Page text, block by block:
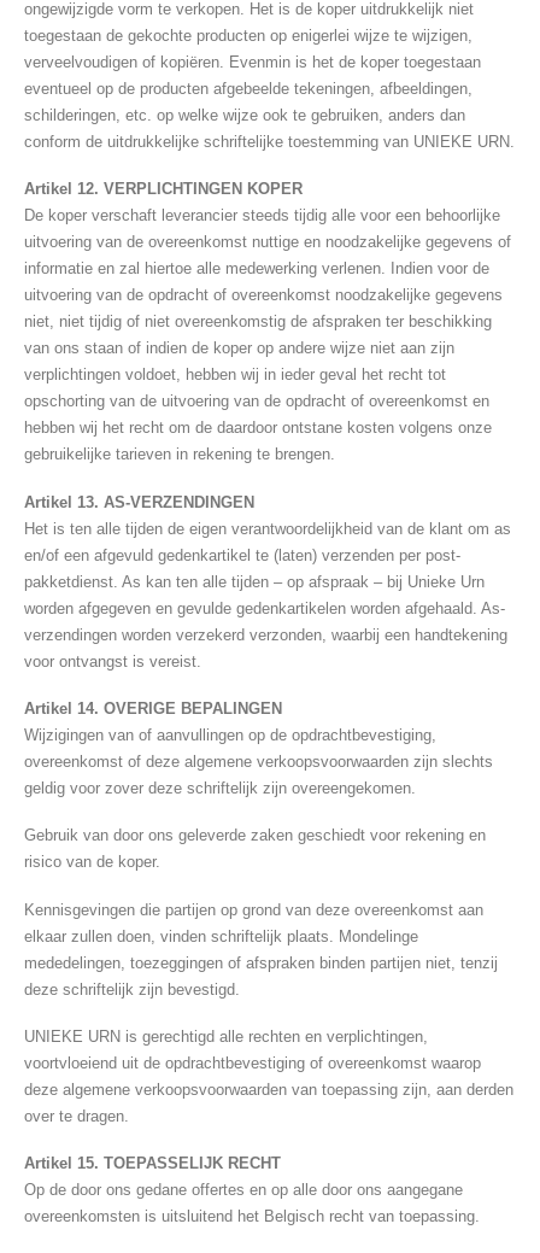
ongewijzigde vorm te verkopen. Het is de koper uitdrukkelijk niet
toegestaan de gekochte producten op enigerlei wijze te wijzigen,
verveelvoudigen of kopiëren. Evenmin is het de koper toegestaan
eventueel op de producten afgebeelde tekeningen, afbeeldingen,
schilderingen, etc. op welke wijze ook te gebruiken, anders dan
conform de uitdrukkelijke schriftelijke toestemming van UNIEKE URN.
Artikel 12. VERPLICHTINGEN KOPER
De koper verschaft leverancier steeds tijdig alle voor een behoorlijke
uitvoering van de overeenkomst nuttige en noodzakelijke gegevens of
informatie en zal hiertoe alle medewerking verlenen. Indien voor de
uitvoering van de opdracht of overeenkomst noodzakelijke gegevens
niet, niet tijdig of niet overeenkomstig de afspraken ter beschikking
van ons staan of indien de koper op andere wijze niet aan zijn
verplichtingen voldoet, hebben wij in ieder geval het recht tot
opschorting van de uitvoering van de opdracht of overeenkomst en
hebben wij het recht om de daardoor ontstane kosten volgens onze
gebruikelijke tarieven in rekening te brengen.
Artikel 13. AS-VERZENDINGEN
Het is ten alle tijden de eigen verantwoordelijkheid van de klant om as
en/of een afgevuld gedenkartikel te (laten) verzenden per post-
pakketdienst. As kan ten alle tijden – op afspraak – bij Unieke Urn
worden afgegeven en gevulde gedenkartikelen worden afgehaald. As-
verzendingen worden verzekerd verzonden, waarbij een handtekening
voor ontvangst is vereist.
Artikel 14. OVERIGE BEPALINGEN
Wijzigingen van of aanvullingen op de opdrachtbevestiging,
overeenkomst of deze algemene verkoopsvoorwaarden zijn slechts
geldig voor zover deze schriftelijk zijn overeengekomen.
Gebruik van door ons geleverde zaken geschiedt voor rekening en
risico van de koper.
Kennisgevingen die partijen op grond van deze overeenkomst aan
elkaar zullen doen, vinden schriftelijk plaats. Mondelinge
mededelingen, toezeggingen of afspraken binden partijen niet, tenzij
deze schriftelijk zijn bevestigd.
UNIEKE URN is gerechtigd alle rechten en verplichtingen,
voortvloeiend uit de opdrachtbevestiging of overeenkomst waarop
deze algemene verkoopsvoorwaarden van toepassing zijn, aan derden
over te dragen.
Artikel 15. TOEPASSELIJK RECHT
Op de door ons gedane offertes en op alle door ons aangegane
overeenkomsten is uitsluitend het Belgisch recht van toepassing.